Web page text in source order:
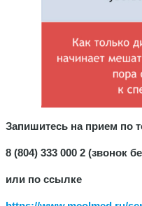
Запишитесь на прием по
8 (804) 333 000 2 (звонок
или по ссылке